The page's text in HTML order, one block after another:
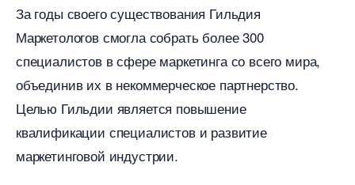
За годы своего существования Гильдия
Маркетологов смогла собрать более 300
специалистов в сфере маркетинга со всего мира,
объединив их в некоммерческое партнерство.
Целью Гильдии является повышение
квалификации специалистов и развитие
маркетинговой индустрии.​